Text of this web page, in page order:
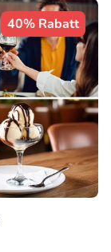
40% Rabatt